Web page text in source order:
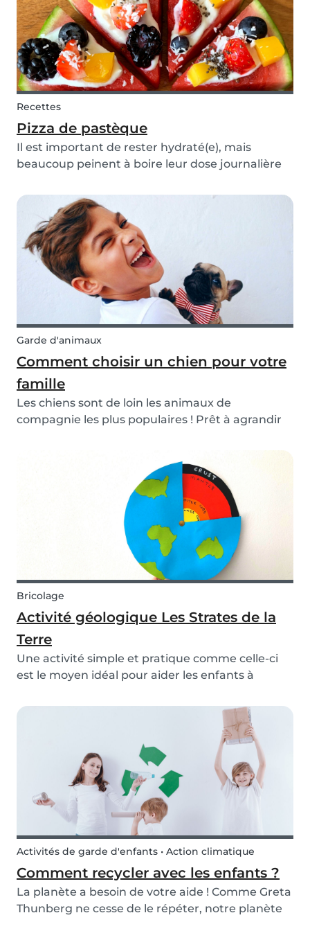
Recettes
Pizza de pastèque
Il est important de rester hydraté(e), mais
beaucoup peinent à boire leur dose journalière
une recette qui vous aidera à rester hydraté(e) et
à vous apporter toutes les vitamines dont vous
a...
Garde d'animaux
Comment choisir un chien pour votre
famille
Les chiens sont de loin les animaux de
compagnie les plus populaires ! Prêt à agrandir
Consultez notre article ci-dessous pour découvrir
les points clés à surveiller lors du choix de votre
Bricolage
Activité géologique Les Strates de la
Terre
Une activité simple et pratique comme celle-ci
est le moyen idéal pour aider les enfants à
activité de géologie est facile et amusante et
peut être effectuée à l'aide d'objets simples
Activités de garde d'enfants • Action climatique
Comment recycler avec les enfants ?
La planète a besoin de votre aide ! Comme Greta
Thunberg ne cesse de le répéter, notre planète